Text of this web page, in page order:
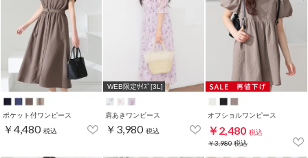
ポケット付ワンピース
￥4,480 税込
WEB限定ｻｲｽﾞ[3L]
肩あきワンピース
￥3,980 税込
オフショルワンピース
￥2,480 税込
￥3,980税込